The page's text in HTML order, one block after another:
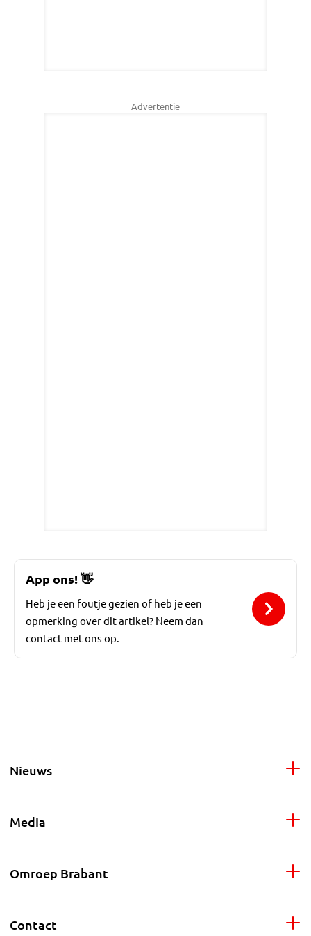
Advertentie
App ons!👋
Heb je een foutje gezien of heb je een
opmerking over dit artikel? Neem dan
contact met ons op.
Nieuws
Media
Omroep Brabant
Contact